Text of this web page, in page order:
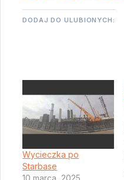
DODAJ DO ULUBIONYCH:
Wycieczka po
Starbase
10 marca, 2025